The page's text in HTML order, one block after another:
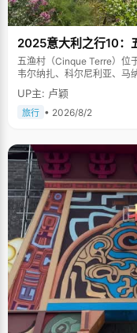
2025意大利之行10：
五渔村（Cinque Terre）位
韦尔纳扎、科尔尼利亚、马
山傍海，房屋色彩斑斓，
UP主: 卢颖
旅行 • 2026/8/2